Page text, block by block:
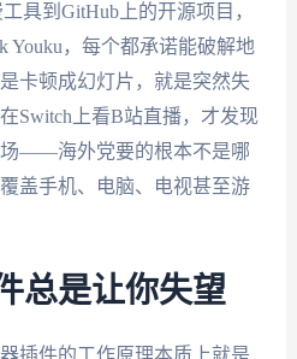
具到GitHub上的开源项目，
Youku，每个都承诺能破解地
卡顿成幻灯片，就是突然失
Switch上看B站直播，才发现
——海外党要的根本不是哪
盖手机、电脑、电视甚至游
总是让你失望
插件的工作原理本质上就是